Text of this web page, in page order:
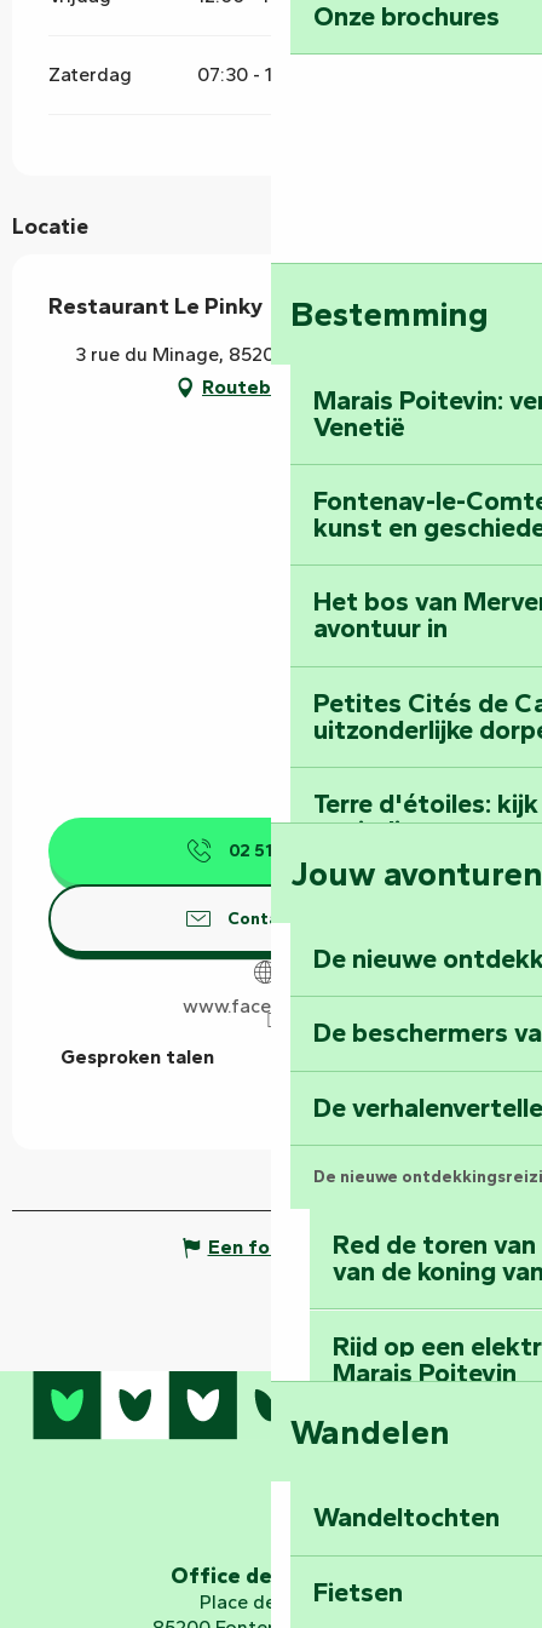
Onze brochures
Bestemming
Marais Poitevin:
Venetië
Fontenay-le-
kunst en
Het bos van
avontuur in
Petites Cités de
uitzonderlijke
Terre d'étoiles:
oneindige
Jouw avonturen
De nieuwe
De beschermers
De
De nieuwe
Red de toren
van de koning
Rijd op een
Marais Poitevin
Bedwing de
Ga op
Wandelen
Wandeltochten
Fietsen
Zaterdag 07:30 - 14:00
Locatie
Restaurant Le Pinky
3 rue du Minage, 85200 Fontenay-le-Comte
Routebeschrijving
02 51 69 34
Contacteer ons
www.facebook.com
Gesproken talen
Gesproken talen
Een fout melden
Office de tourisme
Place de Verdun